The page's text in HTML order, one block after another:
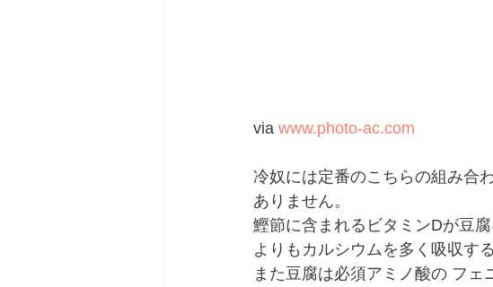
via www.photo-ac.com
冷奴には定番のこちらの組み合
ありません。
鰹節に含まれるビタミンDが豆
よりもカルシウムを多く吸収す
また豆腐は必須アミノ酸の フ